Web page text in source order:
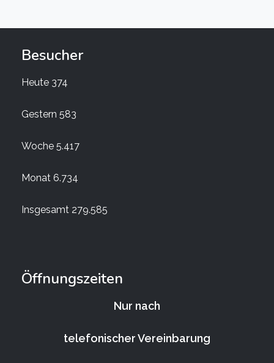
Besucher
Heute 374
Gestern 583
Woche 5.417
Monat 6.734
Insgesamt 279.585
Öffnungszeiten
Nur nach
telefonischer Vereinbarung